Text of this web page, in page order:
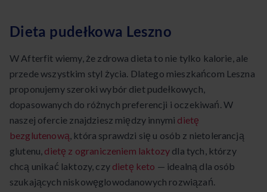
Dieta pudełkowa Leszno
W Afterfit wiemy, że zdrowa dieta to nie tylko kalorie, ale
przede wszystkim styl życia. Dlatego mieszkańcom Leszna
proponujemy szeroki wybór diet pudełkowych,
dopasowanych do różnych preferencji i oczekiwań. W
naszej ofercie znajdziesz między innymi dietę
bezglutenową , która sprawdzi się u osób z nietolerancją
glutenu, dietę z ograniczeniem laktozy dla tych, którzy
chcą unikać laktozy, czy dietę keto — idealną dla osób
szukających niskowęglowodanowych rozwiązań.